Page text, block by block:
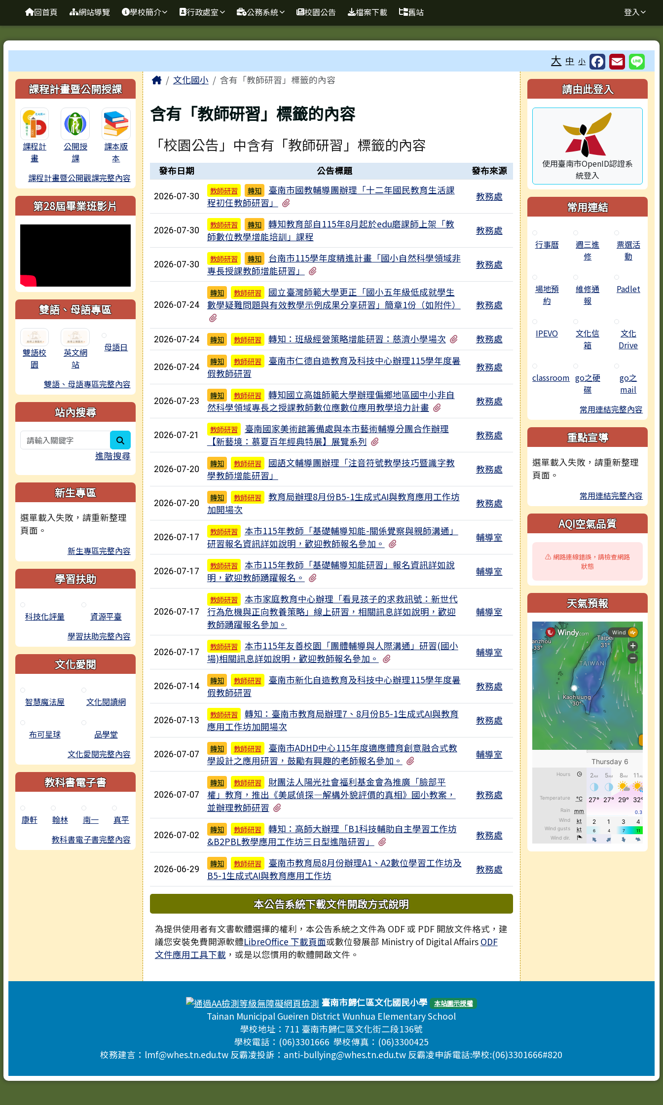
跳至主內容區
臺南市歸仁區文化國小全球資訊站
導覽列
回首頁 網站導覽 學校簡介 行政處室 公務系統 校園公告 檔案下載 舊站 登入
⏸
大 中 小
左邊區域內容
課程計畫暨公開授課
課程計
畫
公開授
課
課本版
本
課程計畫暨公開觀課完整內容
第28屆畢業班影片
雙語、母語專區
雙語校
園
英文網
站
母語日
雙語、母語專區完整內容
站內搜尋
search
進階搜尋
新生專區
選單載入失敗，請重新整理
頁面。
新生專區完整內容
學習扶助
科技化評量
資源平臺
學習扶助完整內容
文化愛閱
智慧魔法屋 文化閱讀網
布可星球
品學堂
文化愛閱完整內容
教科書電子書
康軒 翰林 南一
真平
教科書電子書完整內容
主內容區域
Home文化國小 含有「教師研習」標籤的內容
含有「教師研習」標籤的內容
「校園公告」中含有「教師研習」標籤的內容
新聞列表
發布日期 公告標題 發布來源
2026-07-30
教師研習 轉知
臺南市國教輔導團辦理「十二年國民教育生活課
程初任教師研習」
教務處
2026-07-30
教師研習 轉知
轉知教育部自115年8月起於edu磨課師上架「教
師數位教學增能培訓」課程
教務處
2026-07-30
教師研習 轉知
台南市115學年度精進計畫「國小自然科學領域非
專長授課教師增能研習」
教務處
2026-07-24
轉知 教師研習
國立臺灣師範大學更正「國小五年級低成就學生
數學疑難問題與有效教學示例成果分享研習」簡章1份（如附件）
教務處
2026-07-24 轉知 教師研習 轉知：班級經營策略增能研習：慈濟小學場次 有1個附檔
教務處
2026-07-24
轉知 教師研習
臺南市仁德自造教育及科技中心辦理115學年度暑
假教師研習
教務處
2026-07-23
轉知 教師研習
轉知國立高雄師範大學辦理偏鄉地區國中小非自
然科學領域專長之授課教師數位應數位應用教學培力計畫
有1個附檔教務處
2026-07-21
教師研習
臺南國家美術館籌備處與本市藝術輔導分團合作辦理
【新藝境：慕夏百年經典特展】展覽系列
教務處
2026-07-20
轉知 教師研習
國語文輔導團辦理「注音符號教學技巧暨識字教
學教師增能研習」
教務處
2026-07-20
轉知 教師研習
教育局辦理8月份B5-1生成式AI與教育應用工作坊
加開場次
教務處
2026-07-17
教師研習
本市115年教師「基礎輔導知能-關係覺察與親師溝通」
研習報名資訊詳如說明，歡迎教師報名參加。
輔導室
2026-07-17
教師研習
本市115年教師「基礎輔導知能研習」報名資訊詳如說
明，歡迎教師踴躍報名。
輔導室
2026-07-17
教師研習
本市家庭教育中心辦理「看見孩子的求救訊號：新世代
行為危機與正向教養策略」線上研習，相關訊息詳如說明，歡迎
教師踴躍報名參加。
輔導室
2026-07-17
教師研習
本市115年友善校園「團體輔導與人際溝通」研習(國小
場)相關訊息詳如說明，歡迎教師報名參加。
輔導室
2026-07-14
轉知 教師研習
臺南市新化自造教育及科技中心辦理115學年度暑
假教師研習
教務處
2026-07-13
教師研習
轉知：臺南市教育局辦理7、8月份B5-1生成式AI與教育
應用工作坊加開場次
教務處
2026-07-07
轉知 教師研習
臺南市ADHD中心115年度適應體育創意融合式教
學設計之應用研習，鼓勵有興趣的老師報名參加。
輔導室
2026-07-07
轉知 教師研習
財團法人陽光社會福利基金會為推廣「臉部平
權」教育，推出《美感偵探—解構外貌評價的真相》國小教案，
並辦理教師研習
教務處
2026-07-02
轉知 教師研習
轉知：高師大辦理「B1科技輔助自主學習工作坊
&B2PBL教學應用工作坊三日型進階研習」
教務處
2026-06-29
轉知 教師研習
臺南市教育局8月份辦理A1、A2數位學習工作坊及
B5-1生成式AI與教育應用工作坊
教務處
下中區域內容 本公告系統下載文件開啟方式說明
為提供使用者有文書軟體選擇的權利，本公告系統之文件為 ODF 或 PDF 開放文件格式，建
議您安裝免費開源軟體LibreOffice 下載頁面或數位發展部 Ministry of Digital Affairs ODF
文件應用工具下載 ，或是以您慣用的軟體開啟文件。
右邊區域內容
請由此登入
使用臺南市OpenID認證系
統登入
常用連結
行事曆
週三進
修
票選活
動
場地預
約
維修通
報
Padlet
IPEVO
文化信
箱
文化
Drive
classroom go之硬
碟
go之
mail
常用連結完整內容
重點宣導
選單載入失敗，請重新整理
頁面。
常用連結完整內容
AQI空氣品質
⚠️ 網路連線錯誤，請檢查網路
狀態
天氣預報
頁尾區域
臺南市歸仁區文化國民小學 本站圖示授權
Tainan Municipal Gueiren District Wunhua Elementary School
學校地址：711 臺南市歸仁區文化街二段136號
學校電話：(06)3301666 學校傳真：(06)3300425
校務建言：lmf@whes.tn.edu.tw 反霸凌投訴：anti-bullying@whes.tn.edu.tw 反霸凌申訴電話:學校:(06)3301666#820